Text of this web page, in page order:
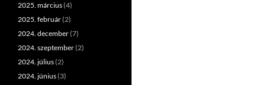
2025. március(4)
2025. február(2)
2024. december(7)
2024. szeptember(2)
2024. július(2)
2024. június(3)